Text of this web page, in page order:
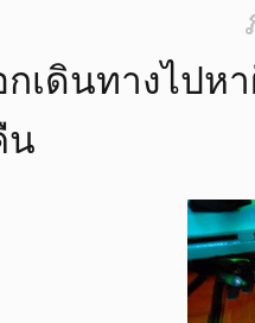
เดินทางไปห
น